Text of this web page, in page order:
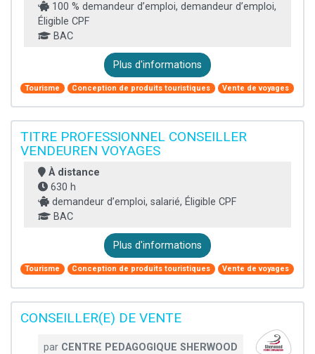
100 % demandeur d’emploi, demandeur d’emploi,
Éligible CPF
BAC
Plus d'informations
Tourisme Conception de produits touristiques Vente de voyages
TITRE PROFESSIONNEL CONSEILLER
VENDEUREN VOYAGES
À distance
630 h
demandeur d’emploi, salarié, Éligible CPF
BAC
Plus d'informations
Tourisme Conception de produits touristiques Vente de voyages
CONSEILLER(E) DE VENTE
par CENTRE PEDAGOGIQUE SHERWOOD